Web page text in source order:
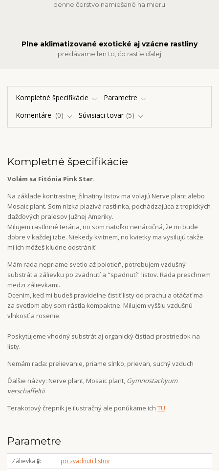
denne čerstvo namiešané na mieru
Plne aklimatizované exotické aj vzácne rastliny
predávame len to, čo rastie ďalej
Kompletné špecifikácie
Parametre
Komentáre
0 Súvisiaci tovar 5
Kompletné špecifikácie
Volám sa Fitónia Pink Star.
Na základe kontrastnej žilnatiny listov ma volajú Nerve plant alebo
Mosaic plant. Som nízka plazivá rastlinka, pochádzajúca z tropických
dažďových pralesov Južnej Ameriky.
Milujem rastlinné terária, no som natoľko nenáročná, že mi bude
dobre v každej izbe. Niekedy kvitnem, no kvietky ma vysilujú takže
mi ich môžeš kľudne odstrániť.
Mám rada nepriame svetlo až polotieň, potrebujem vzdušný
substrát a zálievku po zvädnutí a "spadnutí" listov. Rada preschnem
medzi zálievkami.
Ocením, keď mi budeš pravidelne čistiť listy od prachu a otáčať ma
za svetlom aby som rástla kompaktne. Milujem vyššiu vzdušnú
vlhkosť a rosenie.
Poskytujeme vhodný substrát aj organický čistiaci prostriedok na
listy.
Nemám rada: prelievanie, priame slnko, prievan, suchý vzduch
Ďalšie názvy: Nerve plant, Mosaic plant, Gymnostachyum
verschaffeltii
Terakotový črepník je ilustračný ale ponúkame ich TU.
Parametre
Zálievka 🧪
po zvädnutí listov